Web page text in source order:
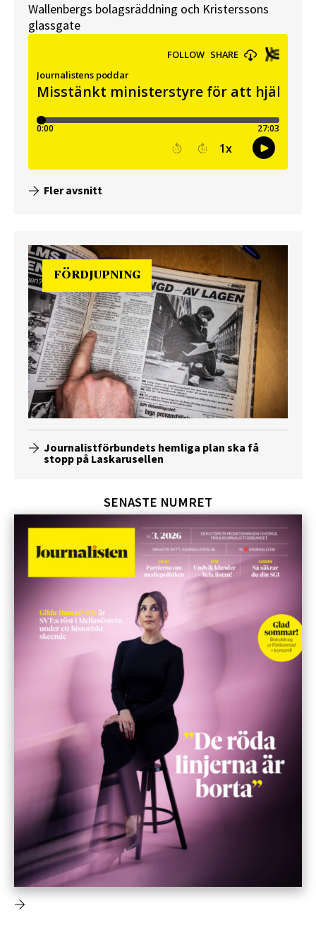
Wallenbergs bolagsräddning och Kristerssons
glassgate
Fler avsnitt
FÖRDJUPNING
Journalistförbundets hemliga plan ska få
stopp på Laskarusellen
SENASTE NUMRET